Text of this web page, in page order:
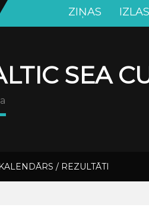
ZIŅAS
SEA
KALENDĀRS / REZULTĀTI